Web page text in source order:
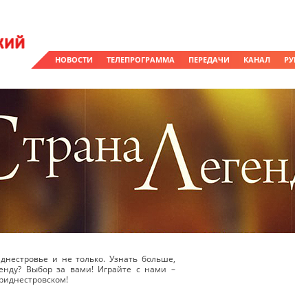
НОВОСТИ ТЕЛЕПРОГРАММА ПЕРЕДАЧИ КАНАЛ
и не только. Узнать больше,
Выбор за вами! Играйте с нами –